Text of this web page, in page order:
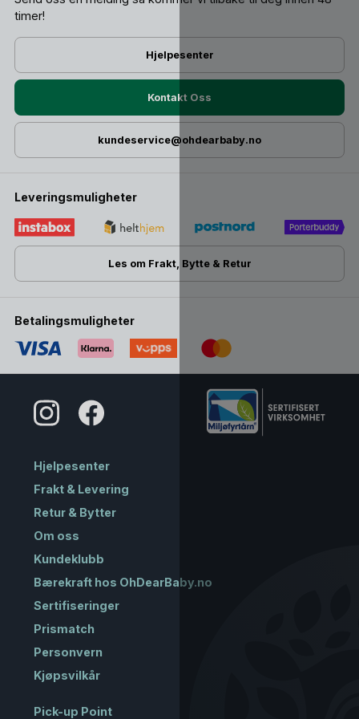
anbefaler vi å la den kjøle seg litt før den fylles på.
Hvordan rengjør jeg den best?
Skyll så snart som mulig etter bruk, særlig om barnet har
spist noe med fett (avokado, yoghurt). Oppvaskmaskin på
øverste hylle, maks 60°C, fungerer fint. For å bevare det
grafiske trykket lengst mulig anbefaler vi håndvask.
Hvis du opplever lekkasje, sjekk at tuten sitter ordentlig på
plass og at lokket er skrudd helt ned. Hvis problemet
vedvarer, ta kontakt med oss, så finner vi en løsning.
timer!
Hjelpesenter
Kontakt Oss
kundeservice@ohdearbaby.no
Leveringsmuligheter
Les om Frakt, Bytte & Retur
Betalingsmuligheter
Hjelpesenter
Frakt & Levering
Retur & Bytter
Om oss
Kundeklubb
Bærekraft hos OhDearBaby.no
Sertifiseringer
Prismatch
Personvern
Kjøpsvilkår
Pick-up Point